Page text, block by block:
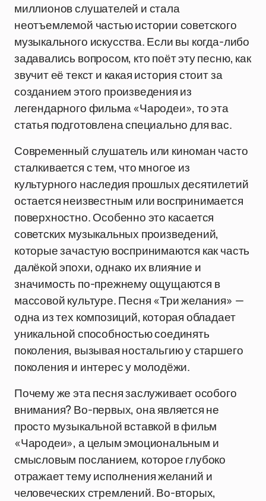
миллионов слушателей и стала
неотъемлемой частью истории советского
музыкального искусства. Если вы когда-либо
задавались вопросом, кто поёт эту песню, как
звучит её текст и какая история стоит за
созданием этого произведения из
легендарного фильма «Чародеи», то эта
статья подготовлена специально для вас.
Современный слушатель или киноман часто
сталкивается с тем, что многое из
культурного наследия прошлых десятилетий
остается неизвестным или воспринимается
поверхностно. Особенно это касается
советских музыкальных произведений,
которые зачастую воспринимаются как часть
далёкой эпохи, однако их влияние и
значимость по-прежнему ощущаются в
массовой культуре. Песня «Три желания» —
одна из тех композиций, которая обладает
уникальной способностью соединять
поколения, вызывая ностальгию у старшего
поколения и интерес у молодёжи.
Почему же эта песня заслуживает особого
внимания? Во-первых, она является не
просто музыкальной вставкой в фильм
«Чародеи», а целым эмоциональным и
смысловым посланием, которое глубоко
отражает тему исполнения желаний и
человеческих стремлений. Во-вторых,